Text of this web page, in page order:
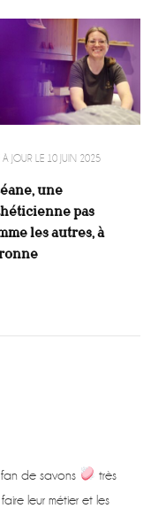
À JOUR LE 10 JUIN 2025
une
pas
les autres, à
de savons
très
leur métier et les